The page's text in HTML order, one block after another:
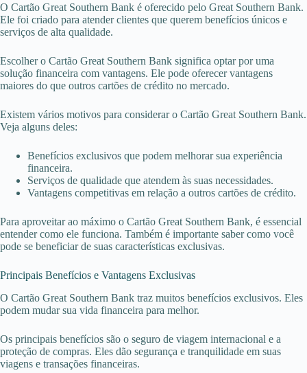
O Cartão Great Southern Bank é oferecido pelo Great Southern Bank.
Ele foi criado para atender clientes que querem benefícios únicos e
serviços de alta qualidade.
Escolher o Cartão Great Southern Bank significa optar por uma
solução financeira com vantagens. Ele pode oferecer vantagens
maiores do que outros cartões de crédito no mercado.
Existem vários motivos para considerar o Cartão Great Southern Bank.
Veja alguns deles:
Benefícios exclusivos que podem melhorar sua experiência
financeira.
Serviços de qualidade que atendem às suas necessidades.
Vantagens competitivas em relação a outros cartões de crédito.
Para aproveitar ao máximo o Cartão Great Southern Bank, é essencial
entender como ele funciona. Também é importante saber como você
pode se beneficiar de suas características exclusivas.
Principais Benefícios e Vantagens Exclusivas
O Cartão Great Southern Bank traz muitos benefícios exclusivos. Eles
podem mudar sua vida financeira para melhor.
Os principais benefícios são o seguro de viagem internacional e a
proteção de compras. Eles dão segurança e tranquilidade em suas
viagens e transações financeiras.